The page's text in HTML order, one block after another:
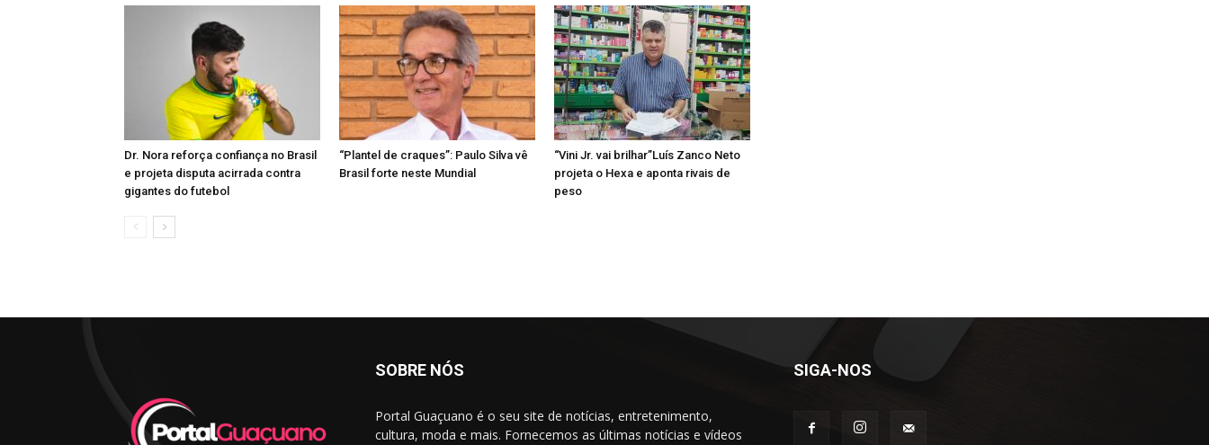
Dr. Nora reforça confiança no Brasil
e projeta disputa acirrada contra
gigantes do futebol
“Plantel de craques”: Paulo Silva vê
Brasil forte neste Mundial
“Vini Jr. vai brilhar”Luís Zanco Neto
projeta o Hexa e aponta rivais de
peso
SOBRE NÓS
Portal Guaçuano é o seu site de notícias, entretenimento,
cultura, moda e mais. Fornecemos as últimas notícias e vídeos
SIGA-NOS